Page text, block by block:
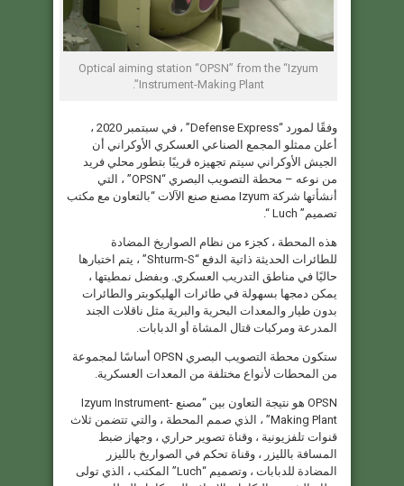
Optical aiming station “OPSN” from the “Izyum
Instrument-Making Plant”.
وفقًا لمورد “Defense Express” ، في سبتمبر 2020 ،
أعلن ممثلو المجمع الصناعي العسكري الأوكراني أن
الجيش الأوكراني سيتم تجهيزه قريبًا بتطور محلي فريد
من نوعه – محطة التصويب البصري “OPSN” ، التي
أنشأتها شركة Izyum مصنع صنع الآلات “بالتعاون مع مكتب
تصميم” Luch “.
هذه المحطة ، كجزء من نظام الصواريخ المضادة
للطائرات الحديثة ذاتية الدفع “Shturm-S” ، يتم اختبارها
حاليًا في مناطق التدريب العسكري. وبفضل نمطيتها ،
يمكن دمجها بسهولة في طائرات الهليكوبتر والطائرات
بدون طيار والمعدات البحرية والبرية مثل ناقلات الجند
المدرعة ومركبات قتال المشاة أو الدبابات.
ستكون محطة التصويب البصري OPSN أساسًا لمجموعة
من المحطات لأنواع مختلفة من المعدات العسكرية.
OPSN هو نتيجة التعاون بين “مصنع Izyum Instrument-
Making Plant” ، الذي صمم المحطة ، والتي تتضمن ثلاث
قنوات تلفزيونية ، وقناة تصوير حراري ، وجهاز ضبط
المسافة بالليزر ، وقناة تحكم في الصواريخ بالليزر
المضادة للدبابات ، وتصميم “Luch” المكتب ، الذي تولى